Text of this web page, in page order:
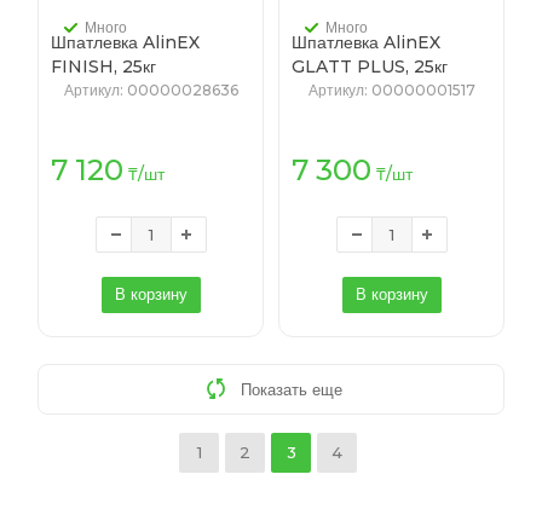
Шпатлевка AlinEX
FINISH, 25кг
(полимерная,
Много
Артикул: 00000028636
7 120 ₸/шт
В корзину
Шпатлевка AlinEX
GLATT PLUS, 25кг
(гипсовая)
Много
Артикул: 00000001517
7 300 ₸/шт
В корзину
Показать еще
1 2 3 4